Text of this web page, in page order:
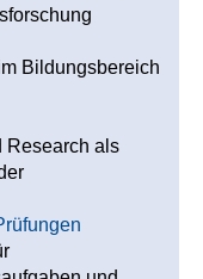
Bildungsbereich
Research als